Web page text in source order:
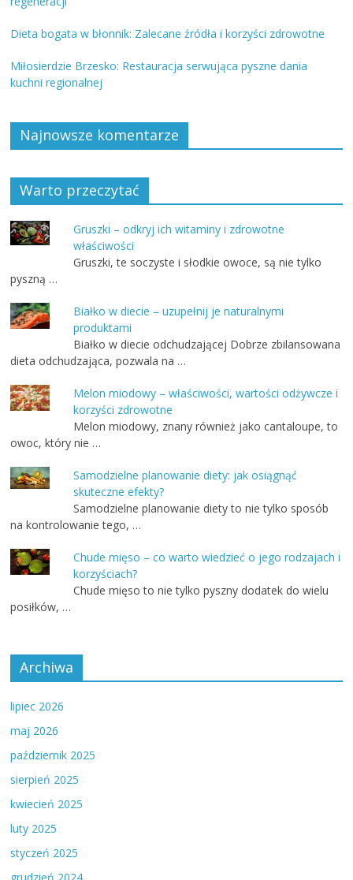
Dieta bogata w błonnik: Zalecane źródła i korzyści zdrowotne
Miłosierdzie Brzesko: Restauracja serwująca pyszne dania
kuchni regionalnej
Najnowsze komentarze
Warto przeczytać
Gruszki – odkryj ich witaminy i zdrowotne
właściwości
Gruszki, te soczyste i słodkie owoce, są nie tylko
pyszną …
Białko w diecie – uzupełnij je naturalnymi
produktami
Białko w diecie odchudzającej Dobrze zbilansowana
dieta odchudzająca, pozwala na …
Melon miodowy – właściwości, wartości odżywcze i
korzyści zdrowotne
Melon miodowy, znany również jako cantaloupe, to
owoc, który nie …
Samodzielne planowanie diety: jak osiągnąć
skuteczne efekty?
Samodzielne planowanie diety to nie tylko sposób
na kontrolowanie tego, …
Chude mięso – co warto wiedzieć o jego rodzajach i
korzyściach?
Chude mięso to nie tylko pyszny dodatek do wielu
posiłków, …
Archiwa
lipiec 2026
maj 2026
październik 2025
sierpień 2025
kwiecień 2025
luty 2025
styczeń 2025